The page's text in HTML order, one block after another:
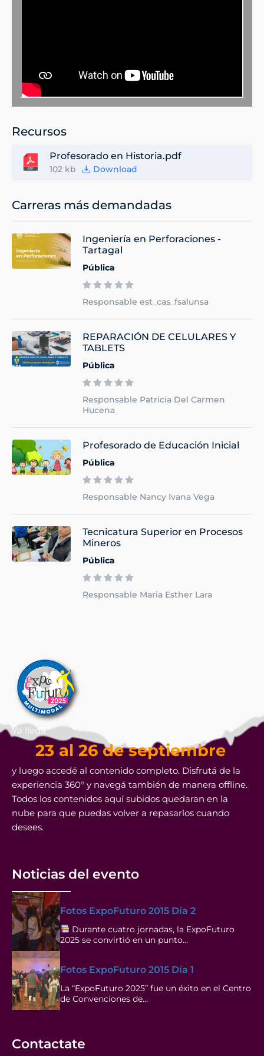
Recursos
Profesorado en Historia.pdf
102 kb Download
Carreras más demandadas
Ingeniería en Perforaciones -
Tartagal
Pública
Responsable est_cas_fsalunsa
REPARACIÓN DE CELULARES Y
TABLETS
Pública
Responsable Patricia Del Carmen
Hucena
Profesorado de Educación Inicial
Pública
Responsable Nancy Ivana Vega
Tecnicatura Superior en Procesos
Mineros
Pública
Responsable Maria Esther Lara
Ya llega
23 al 26 de septiembre
y luego accedé al contenido completo. Disfrutá de la
experiencia 360° y navegá también de manera offline.
Todos los contenidos aquí subidos quedaran en la
nube para que puedas volver a repasarlos cuando
desees.
Noticias del evento
Fotos ExpoFuturo 2015 Día 2
Durante cuatro jornadas, la ExpoFuturo
2025 se convirtió en un punto…
Fotos ExpoFuturo 2015 Día 1
La “ExpoFuturo 2025” fue un éxito en el Centro
de Convenciones de…
Contactate